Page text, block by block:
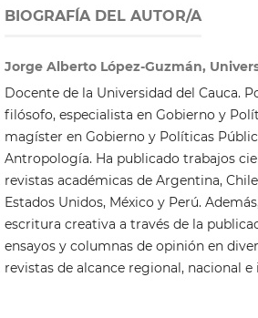
BIOGRAFÍA DEL AUTOR/A
Jorge Alberto López-Guzmán,
Docente de la Universidad del Cauca.
filósofo, especialista en Gobierno y
magíster en Gobierno y Políticas
Antropología. Ha publicado trabajos
revistas académicas de Argentina,
Estados Unidos, México y Perú.
escritura creativa a través de la
ensayos y columnas de opinión en
revistas de alcance regional, nacional